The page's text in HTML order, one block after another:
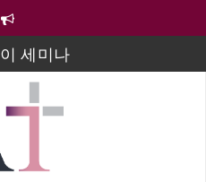
세미나
매 졸업연주
일 유초등부 발표
라 봉헌송